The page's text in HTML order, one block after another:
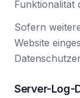
Funktionalität
Sofern
Website
Server-Log-